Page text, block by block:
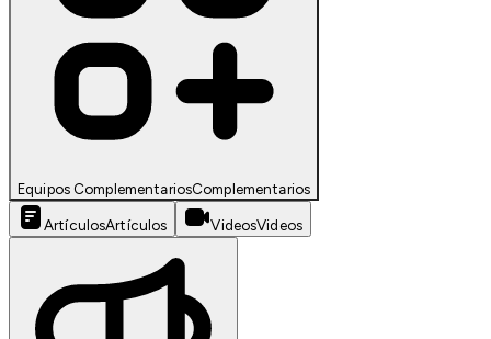
Equipos ComplementariosComplementarios
ArtículosArtículos VideosVideos